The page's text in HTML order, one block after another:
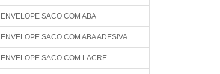
ENVELOPE SACO COM ABA
ENVELOPE SACO COM ABA ADESIVA
ENVELOPE SACO COM LACRE